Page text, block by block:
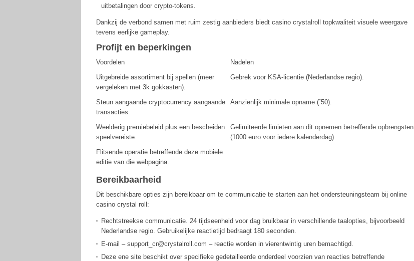
uitbetalingen door crypto-tokens.
Dankzij de verbond samen met ruim zestig aanbieders biedt casino crystalroll topkwaliteit visuele weergave
tevens eerlijke gameplay.
Profijt en beperkingen
Voordelen
Nadelen
Uitgebreide assortiment bij spellen (meer
vergeleken met 3k gokkasten).
Gebrek voor KSA-licentie (Nederlandse regio).
Steun aangaande cryptocurrency aangaande
transacties.
Aanzienlijk minimale opname (ˆ50).
Weelderig premiebeleid plus een bescheiden
speelvereiste.
Gelimiteerde limieten aan dit opnemen betreffende opbrengsten
(1000 euro voor iedere kalenderdag).
Flitsende operatie betreffende deze mobiele
editie van die webpagina.
Bereikbaarheid
Dit beschikbare opties zijn bereikbaar om te communicatie te starten aan het ondersteuningsteam bij online
casino crystal roll:
Rechtstreekse communicatie. 24 tijdseenheid voor dag bruikbaar in verschillende taalopties, bijvoorbeeld
Nederlandse regio. Gebruikelijke reactietijd bedraagt 180 seconden.
E-mail – support_cr@crystalroll.com – reactie worden in vierentwintig uren bemachtigd.
Deze ene site beschikt over specifieke gedetailleerde onderdeel voorzien van reacties betreffende